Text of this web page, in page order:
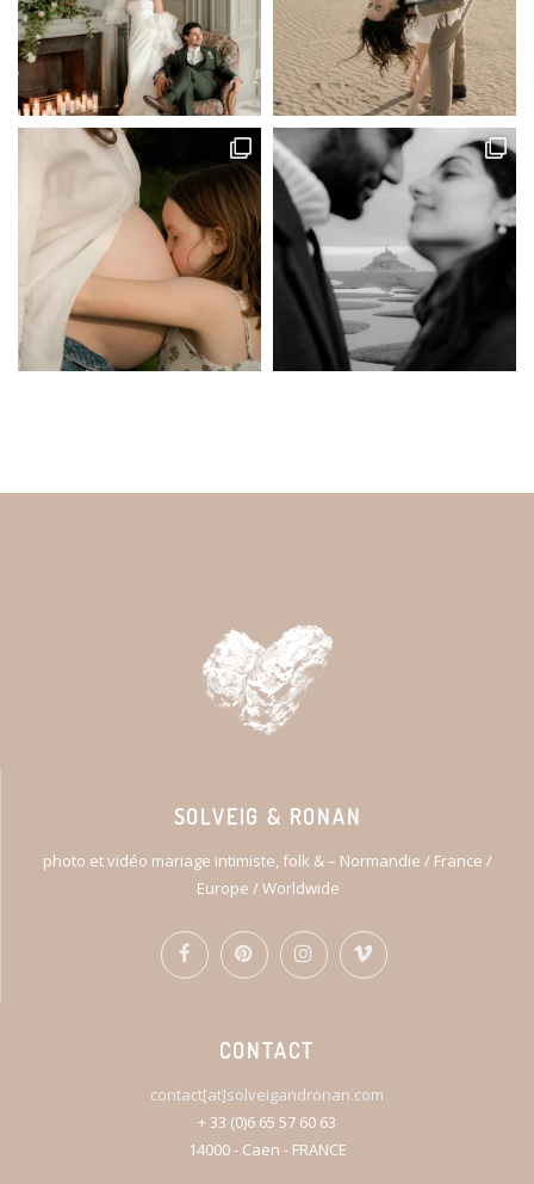
SOLVEIG & RONAN
photo et vidéo mariage intimiste, folk & – Normandie / France /
Europe / Worldwide
CONTACT
contact[at]solveigandronan.com
+ 33 (0)6 65 57 60 63
14000 - Caen - FRANCE